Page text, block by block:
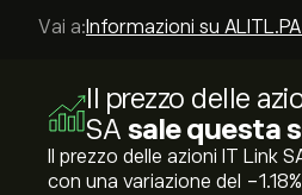
Vai a: Informazioni su ALITL.PA
Il prezzo delle
SA sale questa
Il prezzo delle azioni IT Link
con una variazione del ‎-